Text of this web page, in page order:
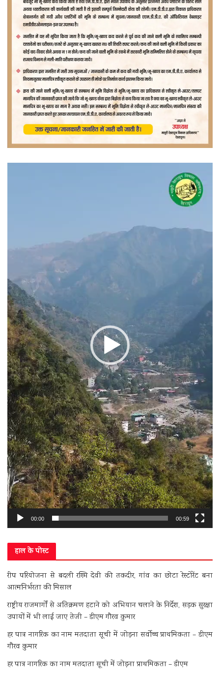
00:00 00:59
हाल के पोस्ट
रीप परियोजना से बदली रश्मि देवी की तकदीर, गांव का छोटा रेस्टोरेंट बना
आत्मनिर्भरता की मिसाल
राष्ट्रीय राजमार्गों से अतिक्रमण हटाने को अभियान चलाने के निर्देश, सड़क सुरक्षा
उपायों में भी लाई जाए तेजी – डीएम गौरव कुमार
हर पात्र नागरिक का नाम मतदाता सूची में जोड़ना सर्वोच्च प्राथमिकता – डीएम
गौरव कुमार
हर पात्र नागरिक का नाम मतदाता सूची में जोड़ना प्राथमिकता – डीएम